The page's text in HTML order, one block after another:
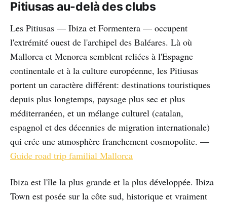
Pitiusas au-delà des clubs
Les Pitiusas — Ibiza et Formentera — occupent
l'extrémité ouest de l'archipel des Baléares. Là où
Mallorca et Menorca semblent reliées à l'Espagne
continentale et à la culture européenne, les Pitiusas
portent un caractère différent: destinations touristiques
depuis plus longtemps, paysage plus sec et plus
méditerranéen, et un mélange culturel (catalan,
espagnol et des décennies de migration internationale)
qui crée une atmosphère franchement cosmopolite. —
Guide road trip familial Mallorca
Ibiza est l'île la plus grande et la plus développée. Ibiza
Town est posée sur la côte sud, historique et vraiment